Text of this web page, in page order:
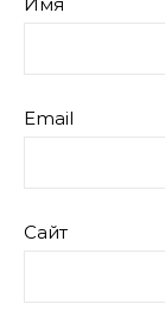
Email
Сайт